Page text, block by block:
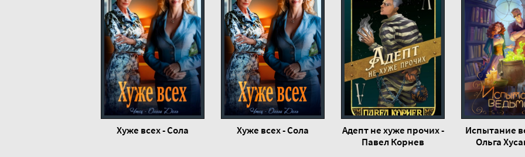
Хуже всех - Сола Хуже всех - Сола
Адепт не хуже прочих -
Павел Корнев
Испытание
Ольга